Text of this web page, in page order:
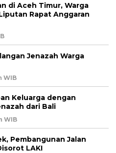
di Aceh Timur, Warga
Rapat Anggaran
Jenazah Warga
WIB
Keluarga dengan
dari Bali
WIB
Pembangunan Jalan
LAKI